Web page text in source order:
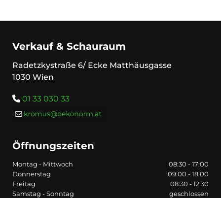
Verkauf & Schauraum
Radetzkystraße 6/ Ecke Matthäusgasse
1030 Wien
 01 33 030 33
Öffnungszeiten
Montag - Mittwoch
08:30 - 17:00
Donnerstag
09:00 - 18:00
Freitag
08:30 - 12:30
Samstag - Sonntag
geschlossen